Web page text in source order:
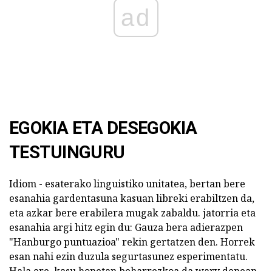
ad
EGOKIA ETA DESEGOKIA
TESTUINGURU
Idiom - esaterako linguistiko unitatea, bertan bere
esanahia gardentasuna kasuan libreki erabiltzen da,
eta azkar bere erabilera mugak zabaldu. jatorria eta
esanahia argi hitz egin du: Gauza bera adierazpen
"Hanburgo puntuazioa" rekin gertatzen den. Horrek
esan nahi ezin duzula segurtasunez esperimentatu.